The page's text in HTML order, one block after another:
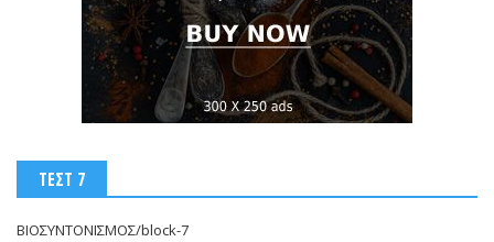
ΤΕΣΤ 7
ΒΙΟΣΥΝΤΟΝΙΣΜΟΣ/block-7